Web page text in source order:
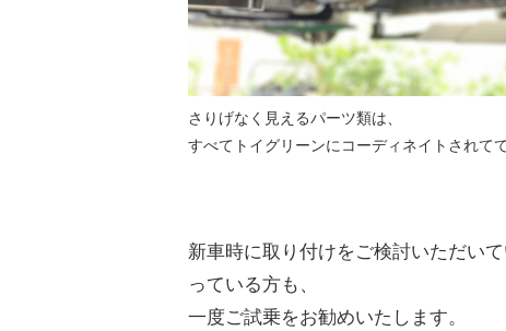
さりげなく見えるパーツ類は、
すべてトイグリーンにコーディネイトされて
新車時に取り付けをご検討いただい
っている方も、
一度ご試乗をお勧めいたします。